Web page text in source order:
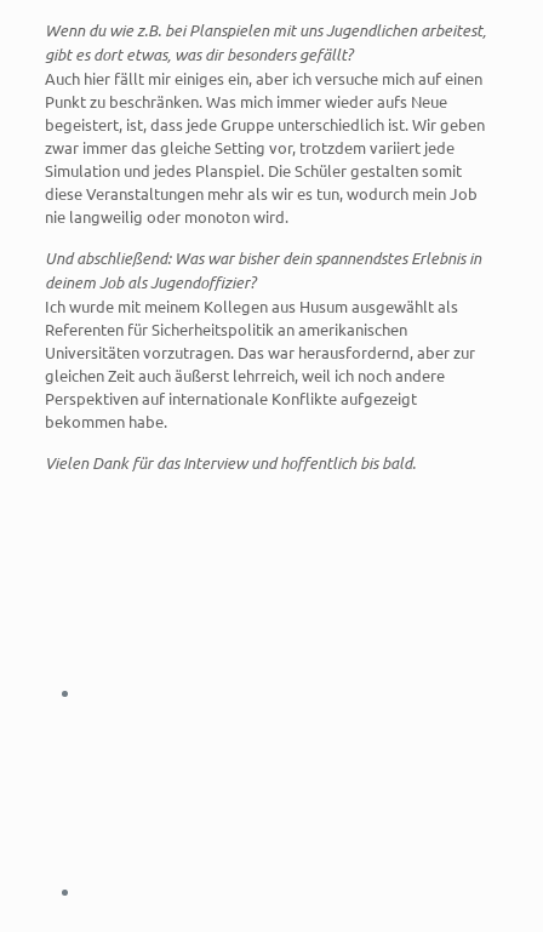
Wenn du wie z.B. bei Planspielen mit uns Jugendlichen arbeitest,
gibt es dort etwas, was dir besonders gefällt?
Auch hier fällt mir einiges ein, aber ich versuche mich auf einen
Punkt zu beschränken. Was mich immer wieder aufs Neue
begeistert, ist, dass jede Gruppe unterschiedlich ist. Wir geben
zwar immer das gleiche Setting vor, trotzdem variiert jede
Simulation und jedes Planspiel. Die Schüler gestalten somit
diese Veranstaltungen mehr als wir es tun, wodurch mein Job
nie langweilig oder monoton wird.
Und abschließend: Was war bisher dein spannendstes Erlebnis in
deinem Job als Jugendoffizier?
Ich wurde mit meinem Kollegen aus Husum ausgewählt als
Referenten für Sicherheitspolitik an amerikanischen
Universitäten vorzutragen. Das war herausfordernd, aber zur
gleichen Zeit auch äußerst lehrreich, weil ich noch andere
Perspektiven auf internationale Konflikte aufgezeigt
bekommen habe.
Vielen Dank für das Interview und hoffentlich bis bald.